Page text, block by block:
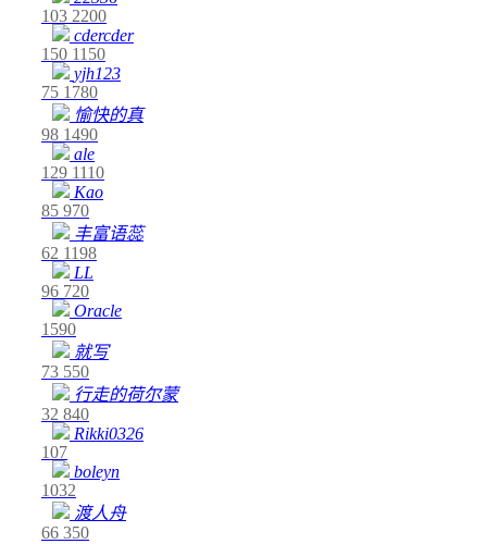
103 2200
cdercder
150 1150
yjh123
75 1780
愉快的真
98 1490
ale
129 1110
Kao
85 970
丰富语蕊
62 1198
LL
96 720
Oracle
1590
就写
73 550
行走的荷尔蒙
32 840
Rikki0326
107
boleyn
1032
渡人舟
66 350